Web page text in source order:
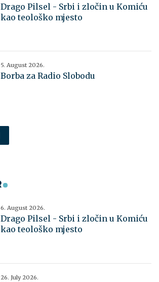
Drago Pilsel - Srbi i zločin u Komiću
kao teološko mjesto
5. August 2026.
Borba za Radio Slobodu
6. August 2026.
Drago Pilsel - Srbi i zločin u Komiću
kao teološko mjesto
26. July 2026.